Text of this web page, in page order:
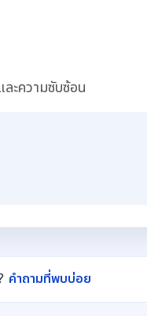
ะความซับซ้อน
คำถามที่พบบ่อย